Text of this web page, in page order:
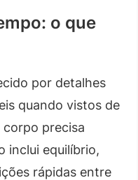
o que
por detalhes
quando vistos de
corpo precisa
inclui equilíbrio,
rápidas entre